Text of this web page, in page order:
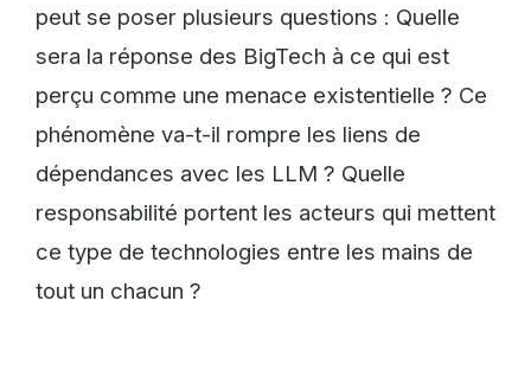
peut se poser plusieurs questions : Quelle
sera la réponse des BigTech à ce qui est
perçu comme une menace existentielle ? Ce
phénomène va-t-il rompre les liens de
dépendances avec les LLM ? Quelle
responsabilité portent les acteurs qui mettent
ce type de technologies entre les mains de
tout un chacun ?